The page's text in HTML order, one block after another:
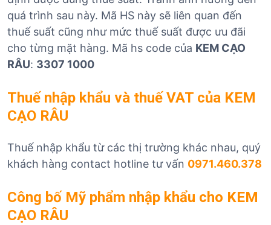
quá trình sau này. Mã HS này sẽ liên quan đến
thuế suất cũng như mức thuế suất được ưu đãi
cho từng mặt hàng. Mã hs code của KEM CẠO
RÂU: 3307 1000
Thuế nhập khẩu và thuế VAT của KEM
CẠO RÂU
Thuế nhập khẩu từ các thị trường khác nhau, quý
khách hàng contact hotline tư vấn 0971.460.378
Công bố Mỹ phẩm nhập khẩu cho KEM
CẠO RÂU